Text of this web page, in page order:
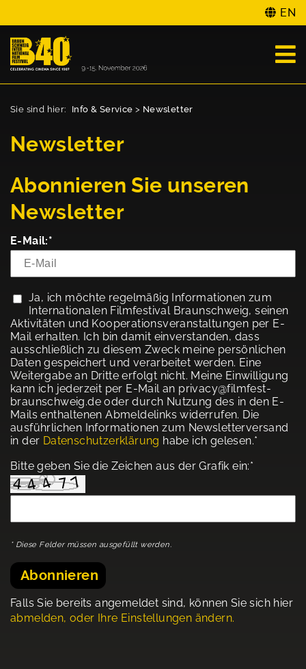
EN
Sie sind hier: Info & Service > Newsletter
Newsletter
Abonnieren Sie unseren
Newsletter
E-Mail:*
Ja, ich möchte regelmäßig Informationen zum
Internationalen Filmfestival Braunschweig, seinen
Aktivitäten und Kooperationsveranstaltungen per E-
Mail erhalten. Ich bin damit einverstanden, dass
ausschließlich zu diesem Zweck meine persönlichen
Daten gespeichert und verarbeitet werden. Eine
Weitergabe an Dritte erfolgt nicht. Meine Einwilligung
kann ich jederzeit per E-Mail an privacy@filmfest-
braunschweig.de oder durch Nutzung des in den E-
Mails enthaltenen Abmeldelinks widerrufen. Die
ausführlichen Informationen zum Newsletterversand
in der Datenschutzerklärung habe ich gelesen.*
Bitte geben Sie die Zeichen aus der Grafik ein:*
* Diese Felder müssen ausgefüllt werden.
Abonnieren
Falls Sie bereits angemeldet sind, können Sie sich hier
abmelden, oder Ihre Einstellungen ändern.